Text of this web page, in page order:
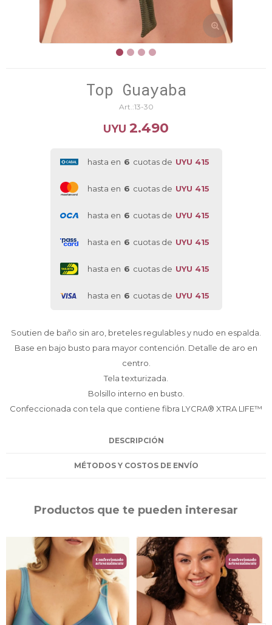
Top Guayaba
13-30
UYU 2.490
hasta en 6 cuotas de UYU 415
hasta en 6 cuotas de UYU 415
hasta en 6 cuotas de UYU 415
hasta en 6 cuotas de UYU 415
hasta en 6 cuotas de UYU 415
hasta en 6 cuotas de UYU 415
Soutien de baño sin aro, breteles regulables y nudo en espalda.
Base en bajo busto para mayor contención. Detalle de aro en
centro.
Tela texturizada.
Bolsillo interno en busto.
Confeccionada con tela que contiene fibra LYCRA® XTRA LIFE™
DESCRIPCIÓN
MÉTODOS Y COSTOS DE ENVÍO
Productos que te pueden interesar